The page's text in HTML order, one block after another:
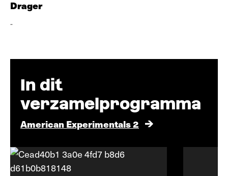
Drager
-
In dit
verzamelprogramma
American Experimentals 2